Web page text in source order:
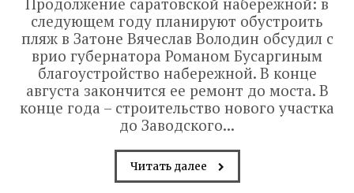
следующем году планируют обустроить
пляж в Затоне Вячеслав Володин обсудил с
врио губернатора Романом Бусаргиным
благоустройство набережной. В конце
августа закончится ее ремонт до моста. В
конце года – строительство нового участка
до Заводского...
Читать далее